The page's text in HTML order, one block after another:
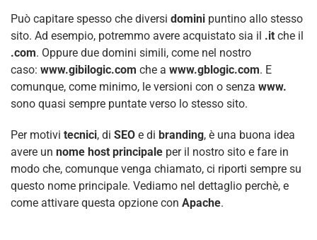
Può capitare spesso che diversi domini puntino allo stesso
sito. Ad esempio, potremmo avere acquistato sia il .it che il
.com. Oppure due domini simili, come nel nostro
caso: www.gibilogic.com che a www.gblogic.com. E
comunque, come minimo, le versioni con o senza www.
sono quasi sempre puntate verso lo stesso sito.
Per motivi tecnici, di SEO e di branding, è una buona idea
avere un nome host principale per il nostro sito e fare in
modo che, comunque venga chiamato, ci riporti sempre su
questo nome principale. Vediamo nel dettaglio perchè, e
come attivare questa opzione con Apache.